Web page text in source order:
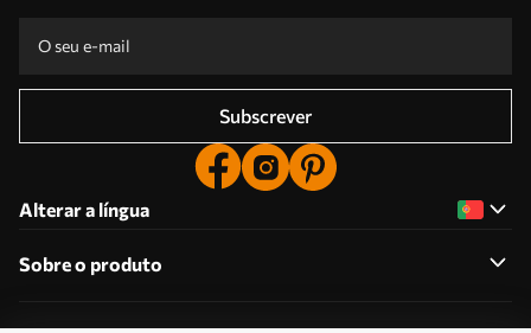
Subscrever
Alterar a língua
Sobre o produto